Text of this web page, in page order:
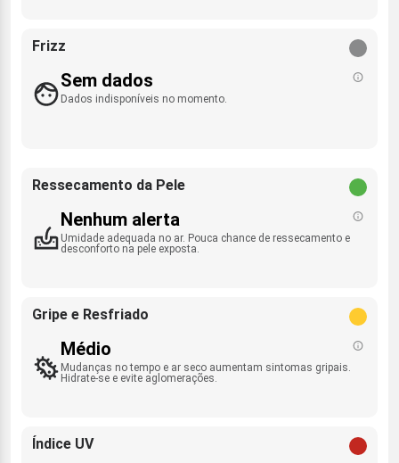
Frizz
Sem dados
Dados indisponíveis no momento.
Ressecamento da Pele
Nenhum alerta
Umidade adequada no ar. Pouca chance de ressecamento e
desconforto na pele exposta.
Gripe e Resfriado
Médio
Mudanças no tempo e ar seco aumentam sintomas gripais.
Hidrate-se e evite aglomerações.
Índice UV